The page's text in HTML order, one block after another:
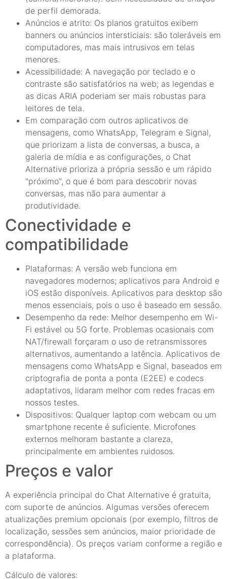
de perfil demorada.
Anúncios e atrito: Os planos gratuitos exibem
banners ou anúncios intersticiais: são toleráveis em
computadores, mas mais intrusivos em telas
menores.
Acessibilidade: A navegação por teclado e o
contraste são satisfatórios na web; as legendas e
as dicas ARIA poderiam ser mais robustas para
leitores de tela.
Em comparação com outros aplicativos de
mensagens, como WhatsApp, Telegram e Signal,
que priorizam a lista de conversas, a busca, a
galeria de mídia e as configurações, o Chat
Alternative prioriza a própria sessão e um rápido
"próximo", o que é bom para descobrir novas
conversas, mas não para aumentar a
produtividade.
Conectividade e
compatibilidade
Plataformas: A versão web funciona em
navegadores modernos; aplicativos para Android e
iOS estão disponíveis. Aplicativos para desktop são
menos essenciais, pois o uso é baseado em sessão.
Desempenho da rede: Melhor desempenho em Wi-
Fi estável ou 5G forte. Problemas ocasionais com
NAT/firewall forçaram o uso de retransmissores
alternativos, aumentando a latência. Aplicativos de
mensagens como WhatsApp e Signal, baseados em
criptografia de ponta a ponta (E2EE) e codecs
adaptativos, lidaram melhor com redes fracas em
nossos testes.
Dispositivos: Qualquer laptop com webcam ou um
smartphone recente é suficiente. Microfones
externos melhoram bastante a clareza,
principalmente em ambientes ruidosos.
Preços e valor
A experiência principal do Chat Alternative é gratuita,
com suporte de anúncios. Algumas versões oferecem
atualizações premium opcionais (por exemplo, filtros de
localização, sessões sem anúncios, maior prioridade de
correspondência). Os preços variam conforme a região e
a plataforma.
Cálculo de valores: